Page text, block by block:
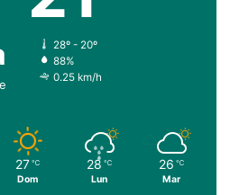
28º - 20º
88%
0.25 km/h
27 ℃
Dom
28 ℃
Lun
26 ℃
Mar